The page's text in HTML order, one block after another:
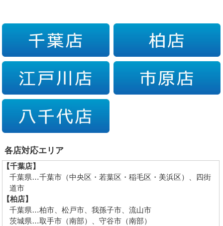
各店対応エリア
【千葉店】
千葉県…千葉市（中央区・若葉区・稲毛区・美浜区）、四街
道市
【柏店】
千葉県…柏市、松戸市、我孫子市、流山市
茨城県…取手市（南部）、守谷市（南部）